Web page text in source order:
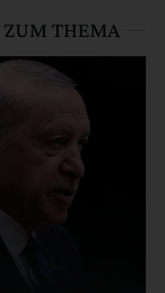
THEMA